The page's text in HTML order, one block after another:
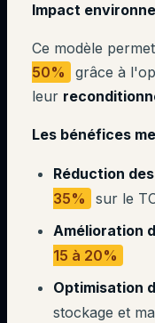
Impact
Ce modèle
50%
grâce à
leur
Les bénéfices
Réduction
35%
sur le
Amélioration
15 à 20%
Optimisation
stockage et